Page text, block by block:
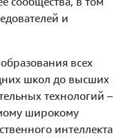
и
всех
школ до высших
технологий –
широкому
интеллекта